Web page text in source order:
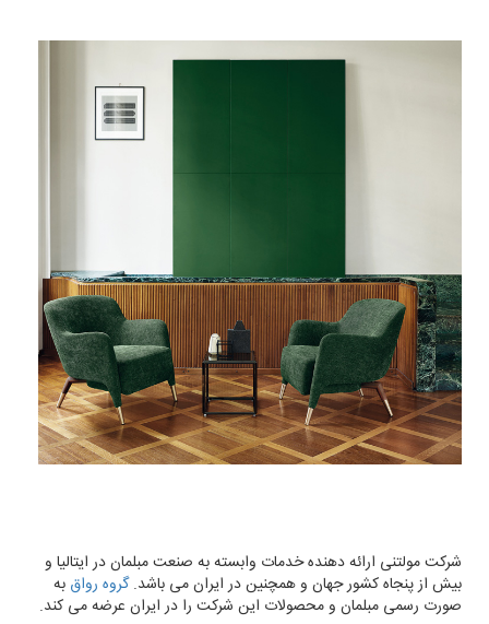
شرکت مولتنی ارائه دهنده خدمات وابسته به صنعت مبلمان در ایتالیا و
بیش از پنجاه کشور جهان و همچنین در ایران می باشد.گروه رواق به
صورت رسمی مبلمان و محصولات این شرکت را در ایران عرضه می کند.